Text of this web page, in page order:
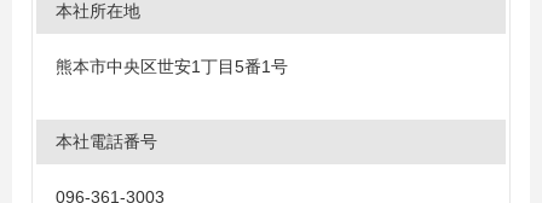
本社所在地
熊本市中央区世安1丁目5番1号
本社電話番号
096-361-3003